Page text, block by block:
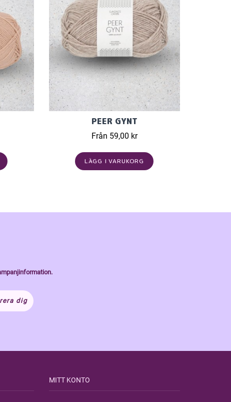
PEER GYNT
Från 59,00 kr
LÄGG I VARUKORG
dig
MITT KONTO